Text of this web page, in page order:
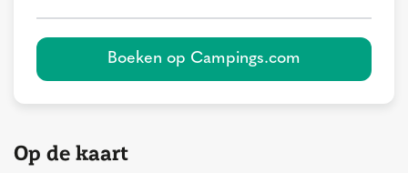
Boeken op Campings.com
Op de kaart